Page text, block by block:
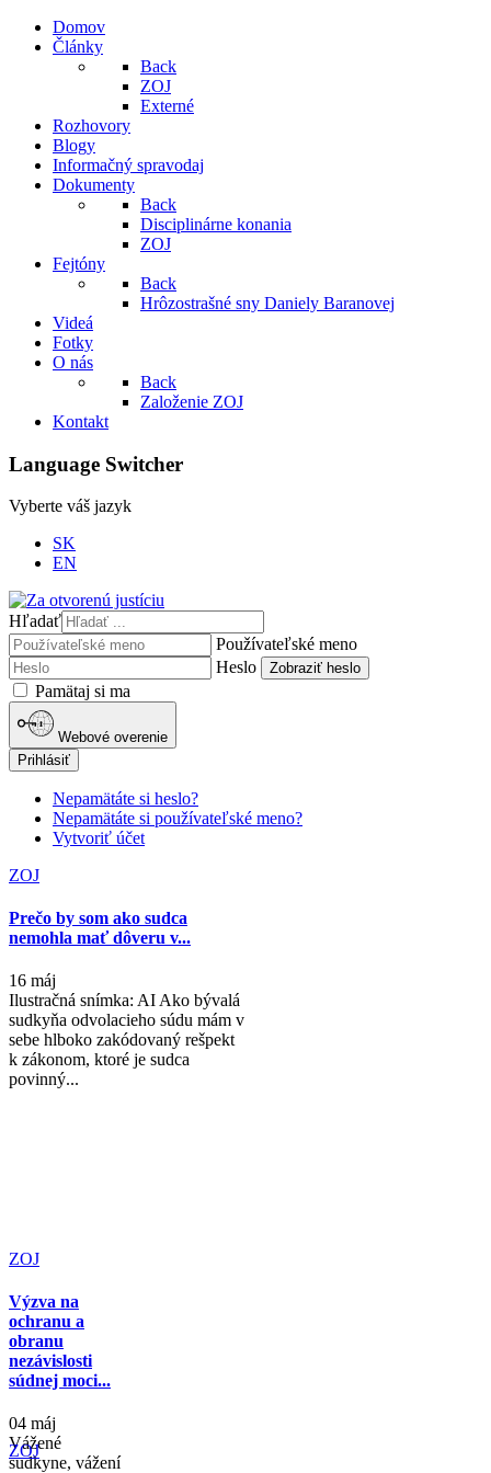
Domov
Články
Back
ZOJ
Externé
Rozhovory
Blogy
Informačný spravodaj
Dokumenty
Back
Disciplinárne konania
ZOJ
Fejtóny
Back
Hrôzostrašné sny Daniely Baranovej
Videá
Fotky
O nás
Back
Založenie ZOJ
Kontakt
Language Switcher
Vyberte váš jazyk
SK
EN
Hľadať
Používateľské meno
Heslo
Zobraziť heslo
Pamätaj si ma
Webové overenie
Prihlásiť
Nepamätáte si heslo?
Nepamätáte si používateľské meno?
Vytvoriť účet
ZOJ
Prečo by som ako sudca
nemohla mať dôveru v...
16 máj
Ilustračná snímka: AI Ako bývalá
sudkyňa odvolacieho súdu mám v
sebe hlboko zakódovaný rešpekt
k zákonom, ktoré je sudca
povinný...
ZOJ
Výzva na
ochranu a
obranu
nezávislosti
súdnej moci...
04 máj
Vážené
sudkyne, vážení
ZOJ